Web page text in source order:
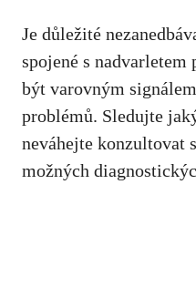
Je důležité
spojené s
být varovným
problémů. Sledujte
neváhejte konzultovat
možných